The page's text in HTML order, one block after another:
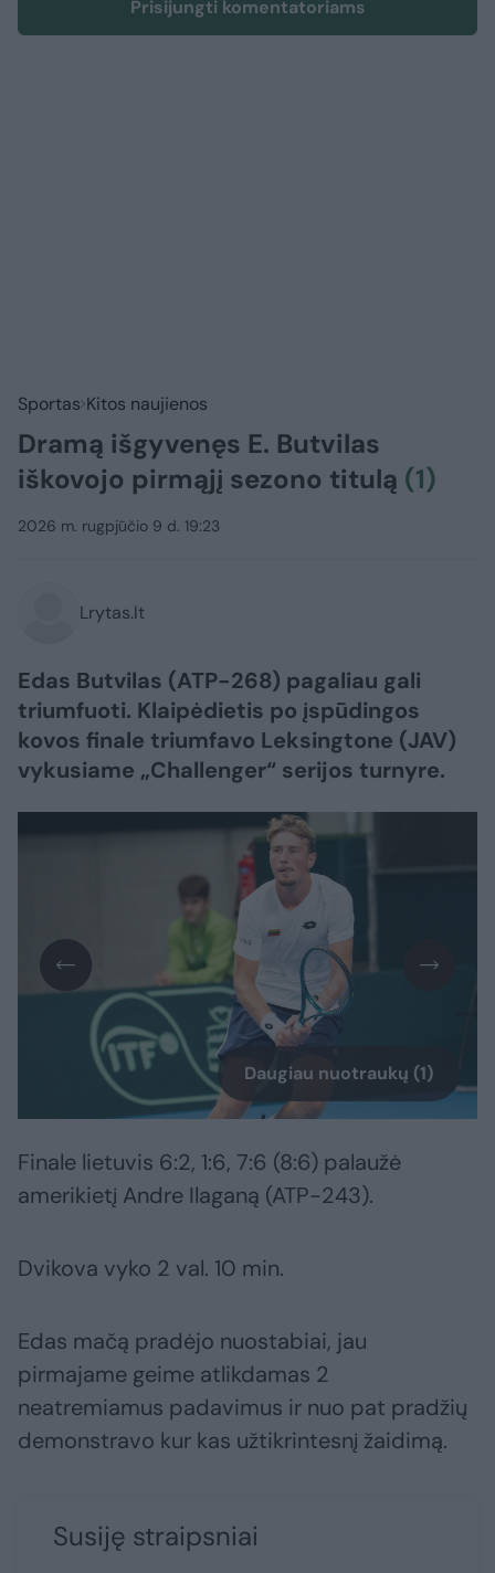
Prisijungti komentatoriams
Sportas Kitos naujienos
Dramą išgyvenęs E. Butvilas
iškovojo pirmąjį sezono titulą (1)
2026 m. rugpjūčio 9 d. 19:23
Lrytas.lt
Edas Butvilas (ATP-268) pagaliau gali
triumfuoti. Klaipėdietis po įspūdingos
kovos finale triumfavo Leksingtone (JAV)
vykusiame „Challenger“ serijos turnyre.
Daugiau nuotraukų (1)
Finale lietuvis 6:2, 1:6, 7:6 (8:6) palaužė
amerikietį Andre Ilaganą (ATP-243).
Dvikova vyko 2 val. 10 min.
Edas mačą pradėjo nuostabiai, jau
pirmajame geime atlikdamas 2
neatremiamus padavimus ir nuo pat pradžių
demonstravo kur kas užtikrintesnį žaidimą.
Susiję straipsniai